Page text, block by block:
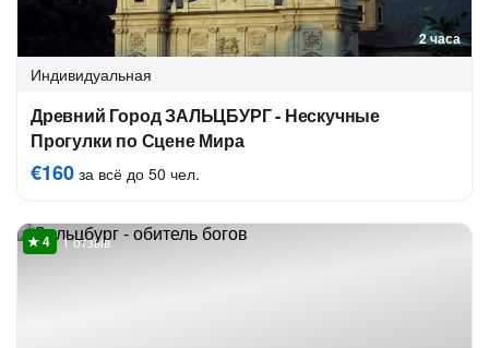
2 часа
Индивидуальная
Древний Город ЗАЛЬЦБУРГ - Нескучные
Прогулки по Сцене Мира
€160 за всё до 50 чел.
1 отзыв